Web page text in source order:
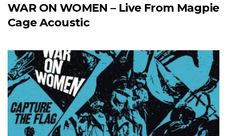
WAR ON WOMEN – Live From Magpie
Cage Acoustic